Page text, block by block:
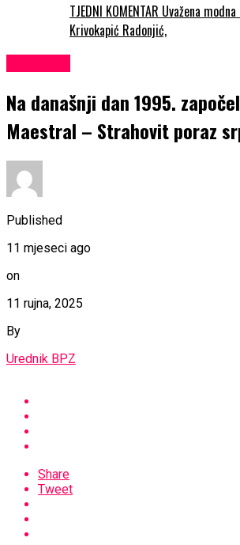
TJEDNI KOMENTAR Uvažena
Krivokapić Radonjić,
Na današnji dan 1995.
Maestral – Strahovit poraz
Published
11 mjeseci ago
on
11 rujna, 2025
By
Urednik BPZ
Share
Tweet